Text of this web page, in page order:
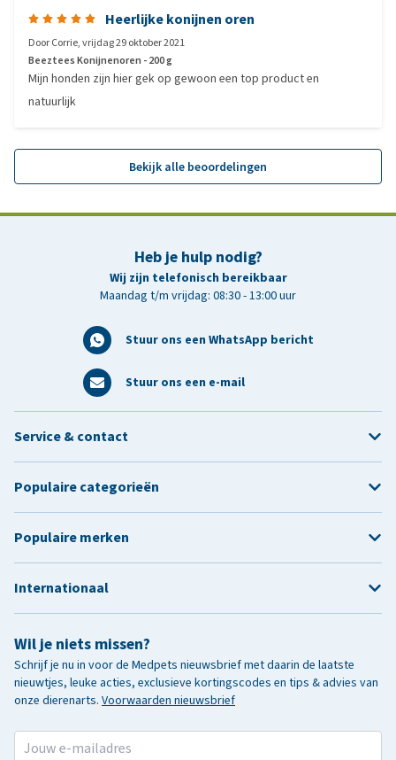
Heerlijke konijnen oren
DoorCorrie,vrijdag 29 oktober 2021
Beeztees Konijnenoren - 200 g
Mijn honden zijn hier gek op gewoon een top product en
natuurlijk
Bekijk alle beoordelingen
Heb je hulp nodig?
Wij zijn telefonisch bereikbaar
Maandag t/m vrijdag: 08:30 - 13:00 uur
Stuur ons een WhatsApp bericht
Stuur ons een e-mail
Wil je niets missen?
Schrijf je nu in voor de Medpets nieuwsbrief met daarin de laatste
nieuwtjes, leuke acties, exclusieve kortingscodes en tips & advies van
onze dierenarts. Voorwaarden nieuwsbrief
Service & contact
Populaire categorieën
Populaire merken
Internationaal